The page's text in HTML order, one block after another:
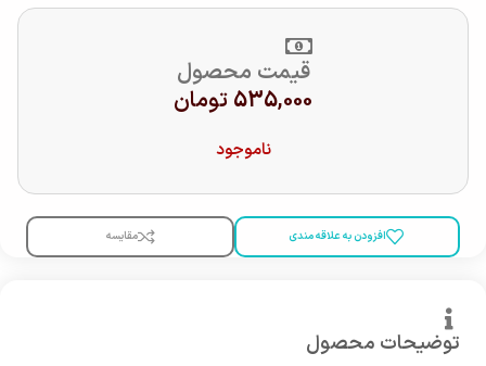
قیمت محصول
535,000 تومان
ناموجود
افزودن به علاقه مندی مقایسه
توضیحات محصول